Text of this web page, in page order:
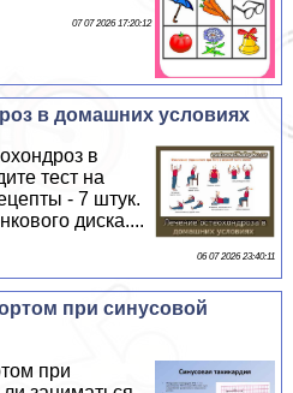
07 07 2026 17:20:12
в домашних условиях
в
тест на
- 7 штук.
диска....
06 07 2026 23:40:11
при синусовой
при